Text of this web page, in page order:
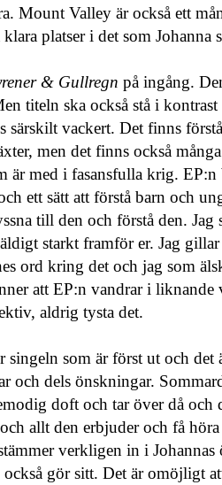
Mount Valley är också ett
klara platser i det som
& Gullregn på ingång.
titeln ska också stå i
särskilt vackert. Det finns
men det finns också
är med i fasansfulla krig.
ett sätt att förstå barn och
till den och förstå den.
starkt framför er. Jag
ord kring det och jag som
att EP:n vandrar i
aldrig tysta det.
singeln som är först ut och
och dels önskningar.
doft och tar över då och
allt den erbjuder och få
verkligen in i
också gör sitt. Det är omöjligt